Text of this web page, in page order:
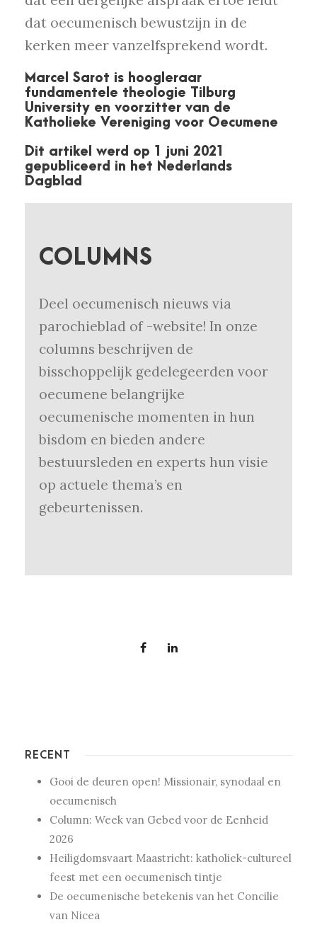
dat oecumenisch bewustzijn in de
kerken meer vanzelfsprekend wordt.
Marcel Sarot is hoogleraar
fundamentele theologie Tilburg
University en voorzitter van de
Katholieke Vereniging voor Oecumene
Dit artikel werd op 1 juni 2021
gepubliceerd in het Nederlands
Dagblad
COLUMNS
Deel oecumenisch nieuws via
parochieblad of -website! In onze
columns beschrijven de
bisschoppelijk gedelegeerden voor
oecumene belangrijke
oecumenische momenten in hun
bisdom en bieden andere
bestuursleden en experts hun visie
op actuele thema’s en
gebeurtenissen.
RECENT
Gooi de deuren open! Missionair, synodaal en
oecumenisch
Column: Week van Gebed voor de Eenheid
2026
Heiligdomsvaart Maastricht: katholiek-cultureel
feest met een oecumenisch tintje
De oecumenische betekenis van het Concilie
van Nicea